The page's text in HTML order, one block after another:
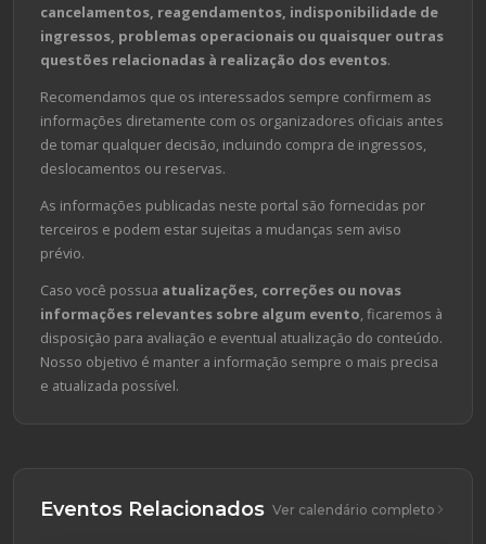
cancelamentos, reagendamentos, indisponibilidade de
ingressos, problemas operacionais ou quaisquer outras
questões relacionadas à realização dos eventos.
Recomendamos que os interessados sempre confirmem as
informações diretamente com os organizadores oficiais antes
de tomar qualquer decisão, incluindo compra de ingressos,
deslocamentos ou reservas.
As informações publicadas neste portal são fornecidas por
terceiros e podem estar sujeitas a mudanças sem aviso
prévio.
Caso você possua atualizações, correções ou novas
informações relevantes sobre algum evento, ficaremos à
disposição para avaliação e eventual atualização do conteúdo.
Nosso objetivo é manter a informação sempre o mais precisa
e atualizada possível.
Eventos Relacionados Ver calendário completo